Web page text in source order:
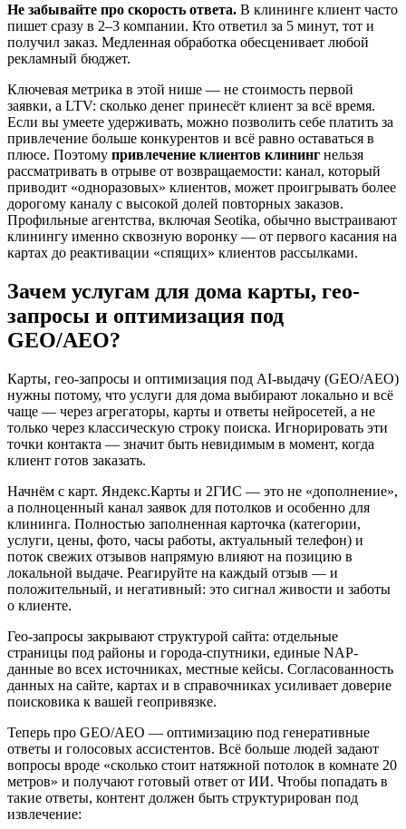
Не забывайте про скорость ответа. В клининге клиент часто
пишет сразу в 2–3 компании. Кто ответил за 5 минут, тот и
получил заказ. Медленная обработка обесценивает любой
рекламный бюджет.
Ключевая метрика в этой нише — не стоимость первой
заявки, а LTV: сколько денег принесёт клиент за всё время.
Если вы умеете удерживать, можно позволить себе платить за
привлечение больше конкурентов и всё равно оставаться в
плюсе. Поэтому привлечение клиентов клининг нельзя
рассматривать в отрыве от возвращаемости: канал, который
приводит «одноразовых» клиентов, может проигрывать более
дорогому каналу с высокой долей повторных заказов.
Профильные агентства, включая Seotika, обычно выстраивают
клинингу именно сквозную воронку — от первого касания на
картах до реактивации «спящих» клиентов рассылками.
Зачем услугам для дома карты, гео-
запросы и оптимизация под
GEO/AEO?
Карты, гео-запросы и оптимизация под AI-выдачу (GEO/AEO)
нужны потому, что услуги для дома выбирают локально и всё
чаще — через агрегаторы, карты и ответы нейросетей, а не
только через классическую строку поиска. Игнорировать эти
точки контакта — значит быть невидимым в момент, когда
клиент готов заказать.
Начнём с карт. Яндекс.Карты и 2ГИС — это не «дополнение»,
а полноценный канал заявок для потолков и особенно для
клининга. Полностью заполненная карточка (категории,
услуги, цены, фото, часы работы, актуальный телефон) и
поток свежих отзывов напрямую влияют на позицию в
локальной выдаче. Реагируйте на каждый отзыв — и
положительный, и негативный: это сигнал живости и заботы
о клиенте.
Гео-запросы закрывают структурой сайта: отдельные
страницы под районы и города-спутники, единые NAP-
данные во всех источниках, местные кейсы. Согласованность
данных на сайте, картах и в справочниках усиливает доверие
поисковика к вашей геопривязке.
Теперь про GEO/AEO — оптимизацию под генеративные
ответы и голосовых ассистентов. Всё больше людей задают
вопросы вроде «сколько стоит натяжной потолок в комнате 20
метров» и получают готовый ответ от ИИ. Чтобы попадать в
такие ответы, контент должен быть структурирован под
извлечение: